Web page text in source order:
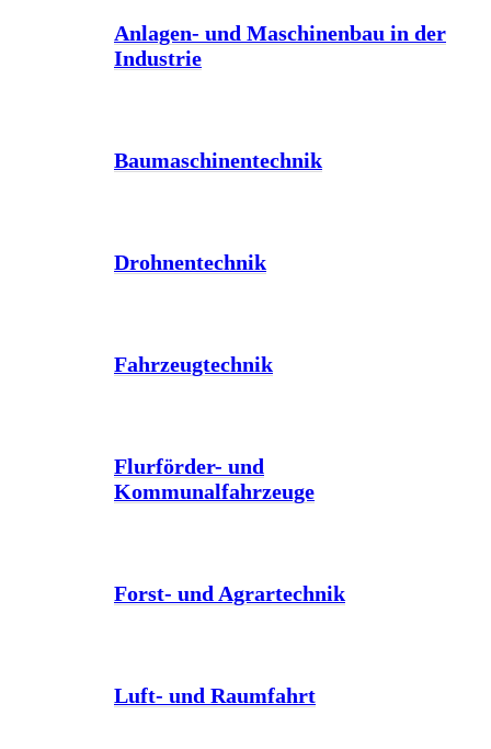
Anlagen- und Maschinenbau in der
Industrie
Baumaschinentechnik
Drohnentechnik
Fahrzeugtechnik
Flurförder- und
Kommunalfahrzeuge
Forst- und Agrartechnik
Luft- und Raumfahrt